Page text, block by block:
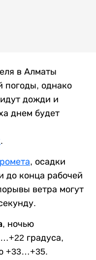
в Алматы
погоды, однако
дожди и
днем будет
.
, осадки
до конца рабочей
ветра могут
ночью
градуса,
+33…+35.